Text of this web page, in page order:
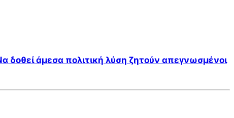
δοθεί άμεσα πολιτική λύση ζητούν απεγνωσμένοι